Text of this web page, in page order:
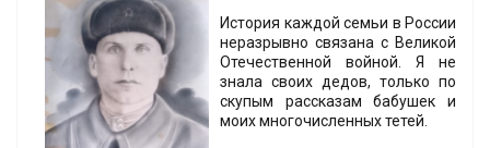
История каждой семьи в России
неразрывно связана с Великой
Отечественной войной. Я не
знала своих дедов, только по
скупым рассказам бабушек и
моих многочисленных тетей.